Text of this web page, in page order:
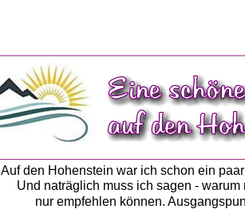
Auf den Hohenstein war ich schon ein
Und naträglich muss ich sagen -
nur empfehlen können.